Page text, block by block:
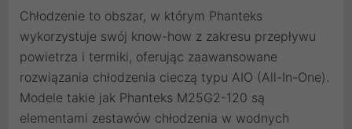
Chłodzenie to obszar, w którym Phanteks
wykorzystuje swój know-how z zakresu przepływu
powietrza i termiki, oferując zaawansowane
rozwiązania chłodzenia cieczą typu AIO (All-In-One).
Modele takie jak Phanteks M25G2-120 są
elementami zestawów chłodzenia w wodnych